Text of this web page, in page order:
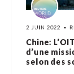
2 JUIN 2022
Chine:
d’une
selon des